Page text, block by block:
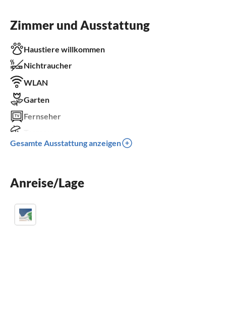
Zimmer und Ausstattung
Haustiere willkommen
Nichtraucher
WLAN
Garten
Fernseher
Spülmaschine
Kinderbett
Gesamte Ausstattung anzeigen
Anreise/Lage